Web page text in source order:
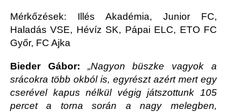
Mérkőzések: Illés Akadémia, Junior FC,
Haladás VSE, Hévíz SK, Pápai ELC, ETO FC
Győr, FC Ajka
Bieder Gábor: „Nagyon büszke vagyok a
srácokra több okból is, egyrészt azért mert egy
cserével kapus nélkül végig játszottunk 105
percet a torna során a nagy melegben,